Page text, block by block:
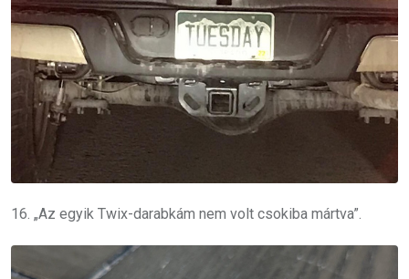
16. „Az egyik Twix-darabkám nem volt csokiba mártva”.